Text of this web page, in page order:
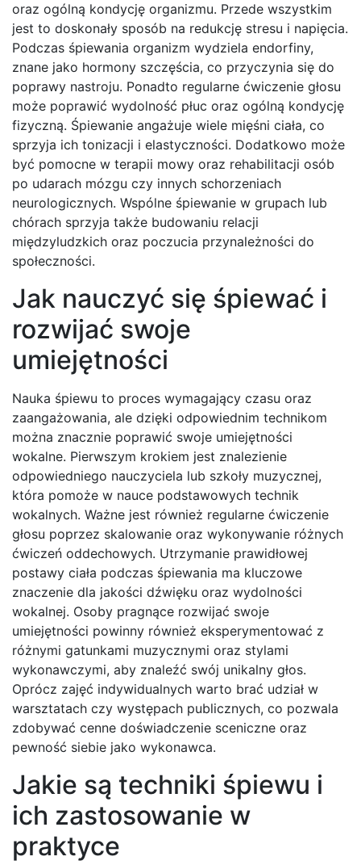
oraz ogólną kondycję organizmu. Przede wszystkim
jest to doskonały sposób na redukcję stresu i napięcia.
Podczas śpiewania organizm wydziela endorfiny,
znane jako hormony szczęścia, co przyczynia się do
poprawy nastroju. Ponadto regularne ćwiczenie głosu
może poprawić wydolność płuc oraz ogólną kondycję
fizyczną. Śpiewanie angażuje wiele mięśni ciała, co
sprzyja ich tonizacji i elastyczności. Dodatkowo może
być pomocne w terapii mowy oraz rehabilitacji osób
po udarach mózgu czy innych schorzeniach
neurologicznych. Wspólne śpiewanie w grupach lub
chórach sprzyja także budowaniu relacji
międzyludzkich oraz poczucia przynależności do
społeczności.
Jak nauczyć się śpiewać i
rozwijać swoje
umiejętności
Nauka śpiewu to proces wymagający czasu oraz
zaangażowania, ale dzięki odpowiednim technikom
można znacznie poprawić swoje umiejętności
wokalne. Pierwszym krokiem jest znalezienie
odpowiedniego nauczyciela lub szkoły muzycznej,
która pomoże w nauce podstawowych technik
wokalnych. Ważne jest również regularne ćwiczenie
głosu poprzez skalowanie oraz wykonywanie różnych
ćwiczeń oddechowych. Utrzymanie prawidłowej
postawy ciała podczas śpiewania ma kluczowe
znaczenie dla jakości dźwięku oraz wydolności
wokalnej. Osoby pragnące rozwijać swoje
umiejętności powinny również eksperymentować z
różnymi gatunkami muzycznymi oraz stylami
wykonawczymi, aby znaleźć swój unikalny głos.
Oprócz zajęć indywidualnych warto brać udział w
warsztatach czy występach publicznych, co pozwala
zdobywać cenne doświadczenie sceniczne oraz
pewność siebie jako wykonawca.
Jakie są techniki śpiewu i
ich zastosowanie w
praktyce